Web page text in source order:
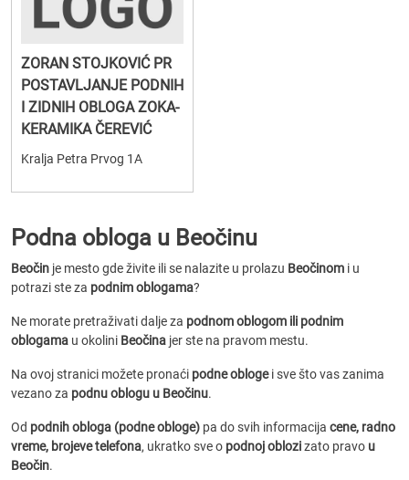
ZORAN STOJKOVIĆ PR
POSTAVLJANJE PODNIH
I ZIDNIH OBLOGA ZOKA-
KERAMIKA ČEREVIĆ
Kralja Petra Prvog 1A
Podna obloga u Beočinu
Beočin je mesto gde živite ili se nalazite u prolazu Beočinom i u
potrazi ste za podnim oblogama?
Ne morate pretraživati dalje za podnom oblogom ili podnim
oblogama u okolini Beočina jer ste na pravom mestu.
Na ovoj stranici možete pronaći podne oblogei sve što vas zanima
vezano za podnu oblogu u Beočinu.
Od podnih obloga (podne obloge) pa do svih informacija cene, radno
vreme, brojeve telefona, ukratko sve o podnoj oblozizato pravo u
Beočin.